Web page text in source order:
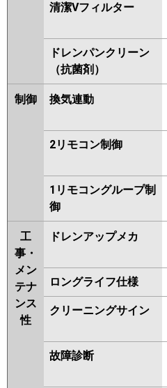
清潔Vフィルター
ドレンパンクリーン
（抗菌剤）
制御 換気連動
2リモコン制御
1リモコングループ制
御
工
事・
メン
テナ
ンス
性
ドレンアップメカ
ロングライフ仕様
クリーニングサイン
故障診断